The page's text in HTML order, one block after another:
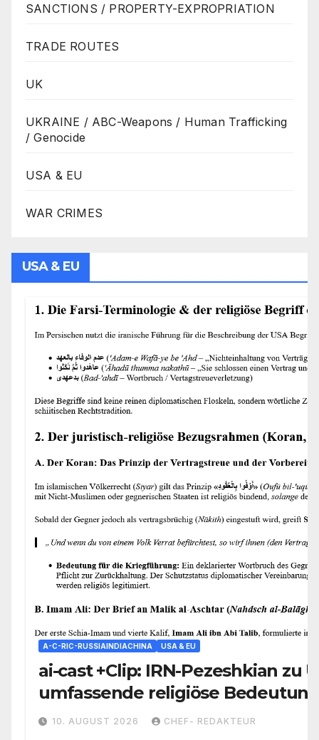
SANCTIONS / PROPERTY-EXPROPRIATION
TRADE ROUTES
UK
UKRAINE / ABC-Weapons / Human Trafficking
/ Genocide
USA & EU
WAR CRIMES
USA & EU
A-C-RIC-RUSSIAINDIACHINA USA & EU
ai-cast +Clip: IRN-Pezeshkian zu
umfassende religiöse
Spielraum
10. AUGUST 2026 CHEF- REDAKTEUR